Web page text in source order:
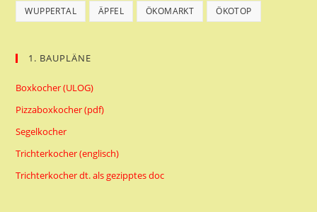
WUPPERTAL ÄPFEL ÖKOMARKT ÖKOTOP
1. BAUPLÄNE
Boxkocher (ULOG)
Pizzaboxkocher (pdf)
Segelkocher
Trichterkocher (englisch)
Trichterkocher dt. als gezipptes doc